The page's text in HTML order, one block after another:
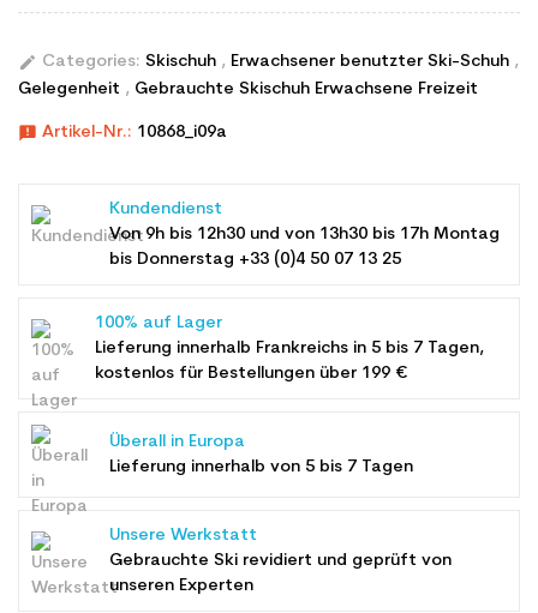
edit Categories: Skischuh , Erwachsener benutzter Ski-Schuh ,
Gelegenheit , Gebrauchte Skischuh Erwachsene Freizeit
announcement Artikel-Nr.: 10868_i09a
Kundendienst
Von 9h bis 12h30 und von 13h30 bis 17h Montag
bis Donnerstag +33 (0)4 50 07 13 25
100% auf Lager
Lieferung innerhalb Frankreichs in 5 bis 7 Tagen,
kostenlos für Bestellungen über 199 €
Überall in Europa
Lieferung innerhalb von 5 bis 7 Tagen
Unsere Werkstatt
Gebrauchte Ski revidiert und geprüft von
unseren Experten